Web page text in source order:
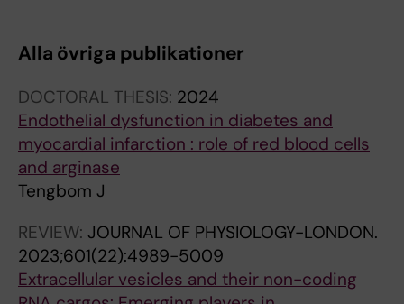
Alla övriga publikationer
DOCTORAL THESIS: 2024
Endothelial dysfunction in diabetes and
myocardial infarction : role of red blood cells
and arginase
Tengbom J
REVIEW: JOURNAL OF PHYSIOLOGY-LONDON.
2023;601(22):4989-5009
Extracellular vesicles and their non-coding